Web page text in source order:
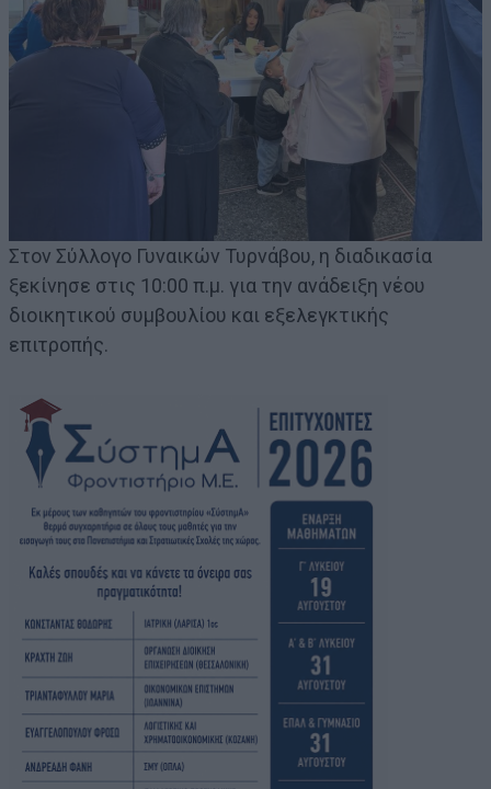
Στον Σύλλογο Γυναικών Τυρνάβου, η διαδικασία
ξεκίνησε στις 10:00 π.μ. για την ανάδειξη νέου
διοικητικού συμβουλίου και εξελεγκτικής
επιτροπής.